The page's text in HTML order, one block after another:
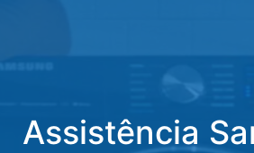
Assistência